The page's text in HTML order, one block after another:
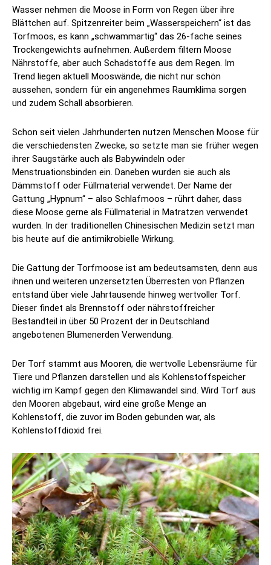
Wasser nehmen die Moose in Form von Regen über ihre
Blättchen auf. Spitzenreiter beim „Wasserspeichern“ ist das
Torfmoos, es kann „schwammartig“ das 26-fache seines
Trockengewichts aufnehmen. Außerdem filtern Moose
Nährstoffe, aber auch Schadstoffe aus dem Regen. Im
Trend liegen aktuell Mooswände, die nicht nur schön
aussehen, sondern für ein angenehmes Raumklima sorgen
und zudem Schall absorbieren.
Schon seit vielen Jahrhunderten nutzen Menschen Moose für
die verschiedensten Zwecke, so setzte man sie früher wegen
ihrer Saugstärke auch als Babywindeln oder
Menstruationsbinden ein. Daneben wurden sie auch als
Dämmstoff oder Füllmaterial verwendet. Der Name der
Gattung „Hypnum“ – also Schlafmoos – rührt daher, dass
diese Moose gerne als Füllmaterial in Matratzen verwendet
wurden. In der traditionellen Chinesischen Medizin setzt man
bis heute auf die antimikrobielle Wirkung.
Die Gattung der Torfmoose ist am bedeutsamsten, denn aus
ihnen und weiteren unzersetzten Überresten von Pflanzen
entstand über viele Jahrtausende hinweg wertvoller Torf.
Dieser findet als Brennstoff oder nährstoffreicher
Bestandteil in über 50 Prozent der in Deutschland
angebotenen Blumenerden Verwendung.
Der Torf stammt aus Mooren, die wertvolle Lebensräume für
Tiere und Pflanzen darstellen und als Kohlenstoffspeicher
wichtig im Kampf gegen den Klimawandel sind. Wird Torf aus
den Mooren abgebaut, wird eine große Menge an
Kohlenstoff, die zuvor im Boden gebunden war, als
Kohlenstoffdioxid frei.